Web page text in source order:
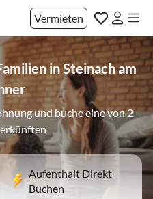
Vermieten
in Steinach am
und buche eine von 2
Aufenthalt Direkt
Buchen